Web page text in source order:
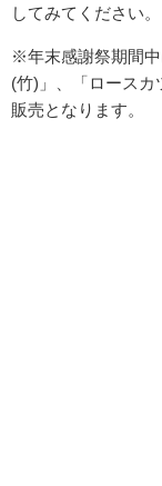
してみてください。
※年末感謝祭期間
(竹)」、「ロースカ
販売となります。